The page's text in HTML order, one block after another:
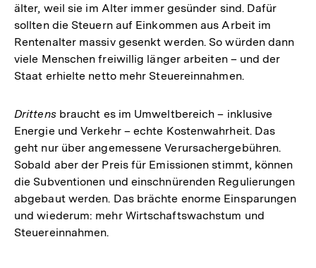
älter, weil sie im Alter immer gesünder sind. Dafür
sollten die Steuern auf Einkommen aus Arbeit im
Rentenalter massiv gesenkt werden. So würden dann
viele Menschen freiwillig länger arbeiten – und der
Staat erhielte netto mehr Steuereinnahmen.
Drittensbraucht es im Umweltbereich – inklusive
Energie und Verkehr – echte Kostenwahrheit. Das
geht nur über angemessene Verursachergebühren.
Sobald aber der Preis für Emissionen stimmt, können
die Subventionen und einschnürenden Regulierungen
abgebaut werden. Das brächte enorme Einsparungen
und wiederum: mehr Wirtschaftswachstum und
Steuereinnahmen.